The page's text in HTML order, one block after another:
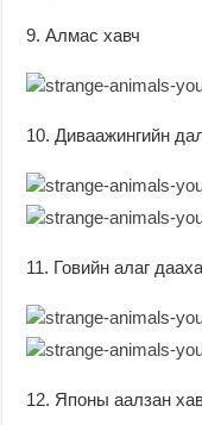
9. Алмас хавч
10. Диваажингийн
11. Говийн алаг
12. Японы аалзан